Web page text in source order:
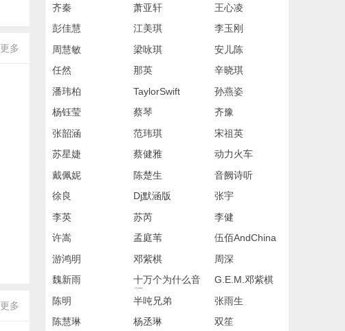
更多
更多
齐秦
萧亚轩
王心凌
彭佳慧
江美琪
李玉刚
周慧敏
梁咏琪
安儿陈
任然
那英
辛晓琪
潘玮柏
TaylorSwift
孙燕姿
杨钰莹
蔡琴
齐豫
张韶涵
范玮琪
宋祖英
苏星婕
蔡健雅
动力火车
戴佩妮
陈楚生
音阙诗听
徐良
Dj默涵版
张宇
李英
苏芮
李健
许嵩
孟庭苇
伍佰AndChina
游鸿明 邓紫棋
周深
魏新雨
十万个为什么音
频
G.E.M.邓紫棋
陈明
半吨兄弟
张雨生
陈慧琳
杨丞琳
双笙